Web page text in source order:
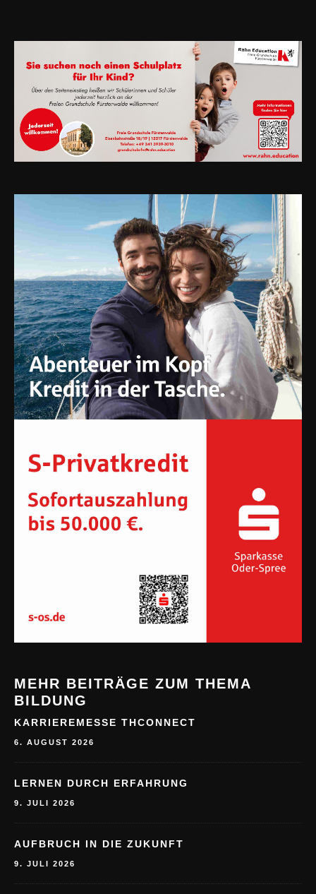
MEHR BEITRÄGE ZUM THEMA
BILDUNG
KARRIEREMESSE THCONNECT
6. AUGUST 2026
LERNEN DURCH ERFAHRUNG
9. JULI 2026
AUFBRUCH IN DIE ZUKUNFT
9. JULI 2026